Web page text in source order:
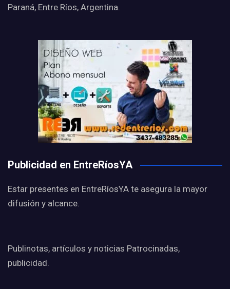
Paraná, Entre Ríos, Argentina.
Publicidad en EntreRíosYA
Estar presentes en EntreRíosYA te asegura la mayor
difusión y alcance.
Publinotas, artículos y noticias Patrocinadas,
publicidad.